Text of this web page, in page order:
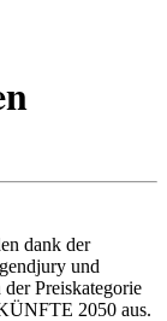
dank der
und
Preiskategorie
2050 aus.